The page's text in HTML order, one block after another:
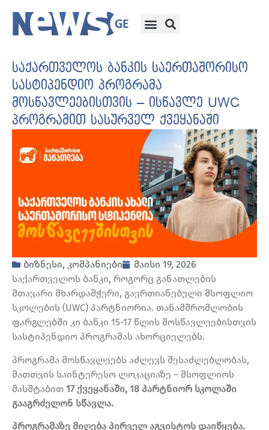
საქართველოს ბანკის საერთაშორისო
სასტიპენდიო პროგრამა
მოსწავლეებისთვის – ისწავლე UWC
პროგრამით სასურველ ქვეყანაში
ბიზნესი, კომპანიები
მაისი 19, 2026
საქართველოს ბანკი, როგორც განათლების
მთავარი მხარდამჭერი, გაერთიანებული მსოფლიო
სკოლების (UWC) პარტნიორია. თანამშრომლობის
ფარგლებში კი ბანკი 15-17 წლის მოსწავლეებისთვის
სასტიპენდიო პროგრამას ახორციელებს.
პროგრამა მოსწავლეებს აძლევს შესაძლებლობას,
მათთვის საინტერესო ლოკაციაზე – მსოფლიოს
მასშტაბით 17 ქვეყანაში, 18 პარტნიორ სკოლაში
გააგრძელონ სწავლა.
პროგრამაზე მიღება პირველ აგვისტოს დაიწყება.